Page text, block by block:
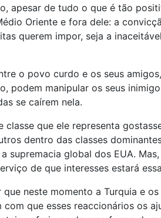
de tudo o que é tão
Oriente e fora dele: a
querem impor, seja a
o povo curdo e os seus
podem manipular os seus
se caírem nela.
que ele representa
dentro das classes
global dos EUA.
de que interesses estará essa
neste momento a Turquia e
que esses reaccionários os